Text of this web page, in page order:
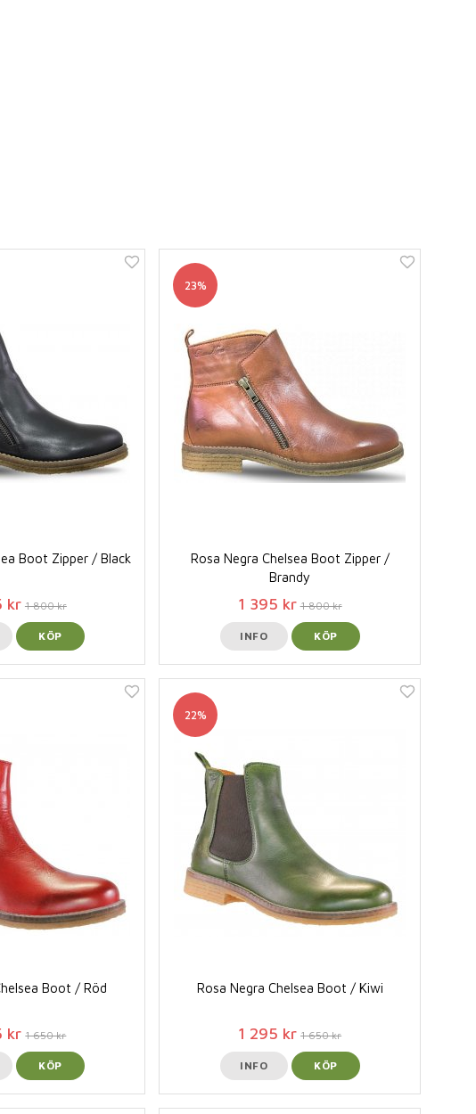
Boot Zipper / Black
kr 1 800 kr
KÖP
23%
Rosa Negra Chelsea Boot Zipper /
Brandy
1 395 kr 1 800 kr
INFO KÖP
Boot / Röd
kr 1 650 kr
KÖP
22%
Rosa Negra Chelsea Boot / Kiwi
1 295 kr 1 650 kr
INFO KÖP